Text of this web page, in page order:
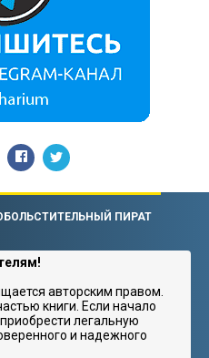
ПИРАТ
авторским правом.
книги. Если начало
легальную
и надежного